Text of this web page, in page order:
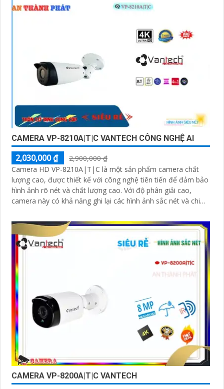
CAMERA VP-8210A|T|C VANTECH CÔNG NGHỆ AI
2,030,000 ₫
2,900,000 ₫
Camera HD VP-8210A|T|C là một sản phẩm camera chất
lượng cao, được thiết kế với công nghệ tiên tiến để đảm bảo
hình ảnh rõ nét và chất lượng cao. Với độ phân giải cao,
camera này có khả năng ghi lại các hình ảnh sắc nét và chi
CAMERA VP-8200A|T|C VANTECH